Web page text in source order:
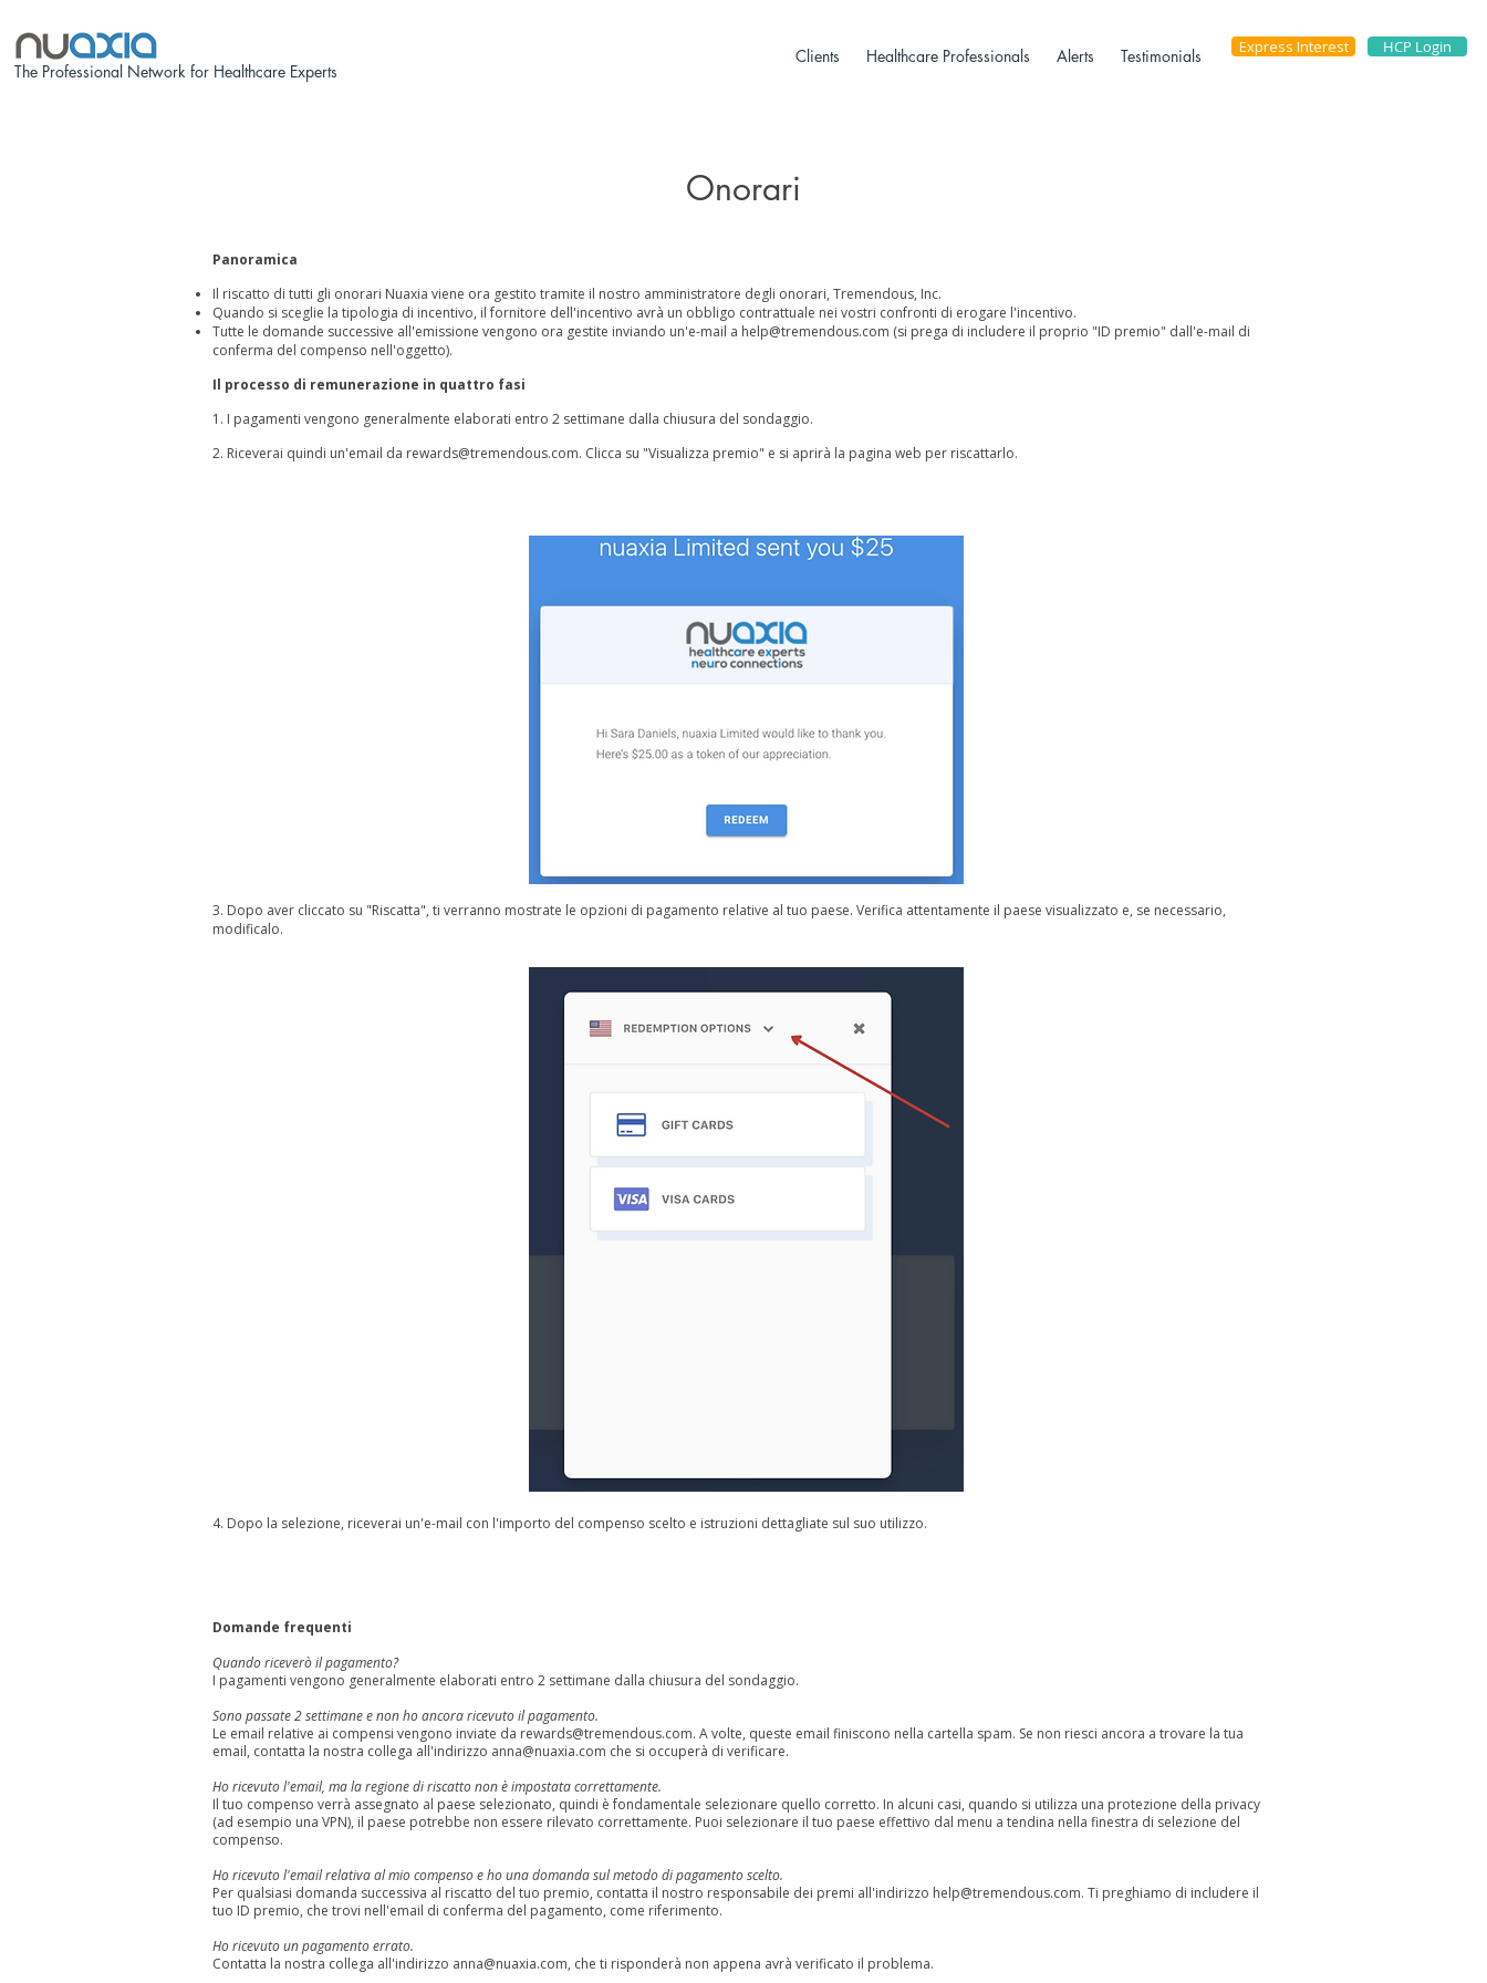
The Professional Network for Healthcare Experts
Clients Healthcare Professionals Alerts Testimonials Express Interest HCP Login
Onorari
Panoramica
Il riscatto di tutti gli onorari Nuaxia viene ora gestito tramite il nostro amministratore degli onorari, Tremendous, Inc.
Quando si sceglie la tipologia di incentivo, il fornitore dell'incentivo avrà un obbligo contrattuale nei vostri confronti di erogare l'incentivo.
Tutte le domande successive all'emissione vengono ora gestite inviando un'e-mail a help@tremendous.com (si prega di includere il proprio "ID premio" dall'e-mail di
conferma del compenso nell'oggetto).
Il processo di remunerazione in quattro fasi
1. I pagamenti vengono generalmente elaborati entro 2 settimane dalla chiusura del sondaggio.
2. Riceverai quindi un'email da rewards@tremendous.com. Clicca su "Visualizza premio" e si aprirà la pagina web per riscattarlo.
3. Dopo aver cliccato su "Riscatta", ti verranno mostrate le opzioni di pagamento relative al tuo paese. Verifica attentamente il paese visualizzato e, se necessario,
modificalo.
4. Dopo la selezione, riceverai un'e-mail con l'importo del compenso scelto e istruzioni dettagliate sul suo utilizzo.
Domande frequenti
Quando riceverò il pagamento?
I pagamenti vengono generalmente elaborati entro 2 settimane dalla chiusura del sondaggio.
Sono passate 2 settimane e non ho ancora ricevuto il pagamento.
Le email relative ai compensi vengono inviate da rewards@tremendous.com. A volte, queste email finiscono nella cartella spam. Se non riesci ancora a trovare la tua
email, contatta la nostra collega all'indirizzo anna@nuaxia.com che si occuperà di verificare.
Ho ricevuto l'email, ma la regione di riscatto non è impostata correttamente.
Il tuo compenso verrà assegnato al paese selezionato, quindi è fondamentale selezionare quello corretto. In alcuni casi, quando si utilizza una protezione della privacy
(ad esempio una VPN), il paese potrebbe non essere rilevato correttamente. Puoi selezionare il tuo paese effettivo dal menu a tendina nella finestra di selezione del
compenso.
Ho ricevuto l'email relativa al mio compenso e ho una domanda sul metodo di pagamento scelto.
Per qualsiasi domanda successiva al riscatto del tuo premio, contatta il nostro responsabile dei premi all'indirizzo help@tremendous.com. Ti preghiamo di includere il
tuo ID premio, che trovi nell'email di conferma del pagamento, come riferimento.
Ho ricevuto un pagamento errato.
Contatta la nostra collega all'indirizzo anna@nuaxia.com, che ti risponderà non appena avrà verificato il problema.